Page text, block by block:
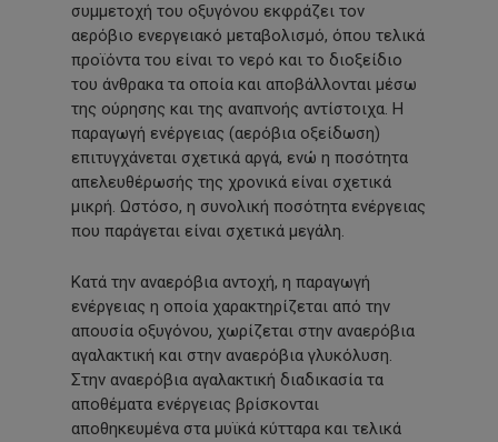
συμμετοχή του οξυγόνου εκφράζει τον
αερόβιο ενεργειακό μεταβολισμό, όπου τελικά
προϊόντα του είναι το νερό και το διοξείδιο
του άνθρακα τα οποία και αποβάλλονται μέσω
της ούρησης και της αναπνοής αντίστοιχα. Η
παραγωγή ενέργειας (αερόβια οξείδωση)
επιτυγχάνεται σχετικά αργά, ενώ η ποσότητα
απελευθέρωσής της χρονικά είναι σχετικά
μικρή. Ωστόσο, η συνολική ποσότητα ενέργειας
που παράγεται είναι σχετικά μεγάλη.
Κατά την αναερόβια αντοχή, η παραγωγή
ενέργειας η οποία χαρακτηρίζεται από την
απουσία οξυγόνου, χωρίζεται στην αναερόβια
αγαλακτική και στην αναερόβια γλυκόλυση.
Στην αναερόβια αγαλακτική διαδικασία τα
αποθέματα ενέργειας βρίσκονται
αποθηκευμένα στα μυϊκά κύτταρα και τελικά